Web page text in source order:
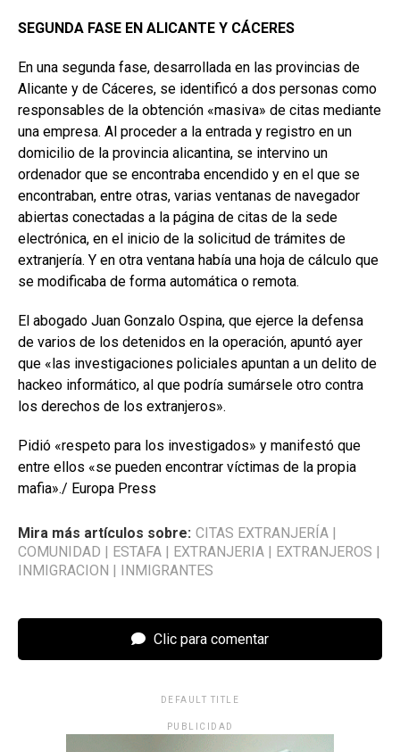
SEGUNDA FASE EN ALICANTE Y CÁCERES
En una segunda fase, desarrollada en las provincias de
Alicante y de Cáceres, se identificó a dos personas como
responsables de la obtención «masiva» de citas mediante
una empresa. Al proceder a la entrada y registro en un
domicilio de la provincia alicantina, se intervino un
ordenador que se encontraba encendido y en el que se
encontraban, entre otras, varias ventanas de navegador
abiertas conectadas a la página de citas de la sede
electrónica, en el inicio de la solicitud de trámites de
extranjería. Y en otra ventana había una hoja de cálculo que
se modificaba de forma automática o remota.
El abogado Juan Gonzalo Ospina, que ejerce la defensa
de varios de los detenidos en la operación, apuntó ayer
que «las investigaciones policiales apuntan a un delito de
hackeo informático, al que podría sumársele otro contra
los derechos de los extranjeros».
Pidió «respeto para los investigados» y manifestó que
entre ellos «se pueden encontrar víctimas de la propia
mafia»./ Europa Press
Mira más artículos sobre: CITAS EXTRANJERÍA
COMUNIDAD
ESTAFA EXTRANJERIA EXTRANJEROS
INMIGRACION
INMIGRANTES
Clic para comentar
DEFAULT TITLE
PUBLICIDAD